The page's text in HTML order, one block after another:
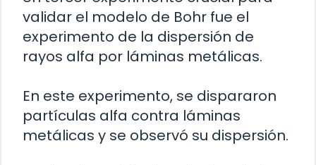
validar el modelo de Bohr fue el
experimento de la dispersión de
rayos alfa por láminas metálicas.
En este experimento, se dispararon
partículas alfa contra láminas
metálicas y se observó su dispersión.